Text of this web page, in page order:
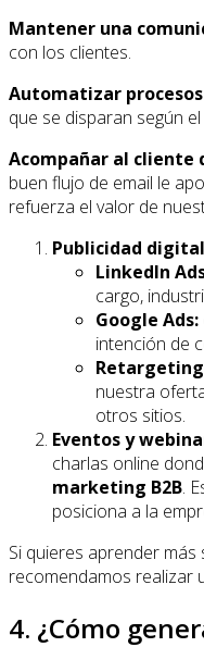
Mantener una
con los clientes.
Automatizar procesos
que se disparan según
Acompañar al cliente
buen flujo de email le
refuerza el valor de
Publicidad digital
LinkedIn
cargo,
Google Ads:
intención de
nuestra
otros sitios.
Eventos y
charlas online
marketing B2B.
posiciona a la
Si quieres aprender
recomendamos realizar
4. ¿Cómo